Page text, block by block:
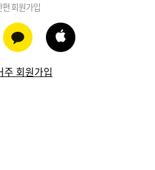
편 회원가입
주 회원가입